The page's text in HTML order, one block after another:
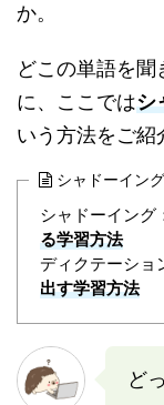
か。
どこの単語を
に、ここではシ
いう方法をご紹
シャドーイン
シャドーイング
る学習方法
ディクテーショ
出す学習方法
ど